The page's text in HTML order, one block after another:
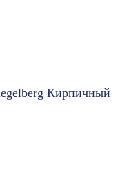
Кирпичный